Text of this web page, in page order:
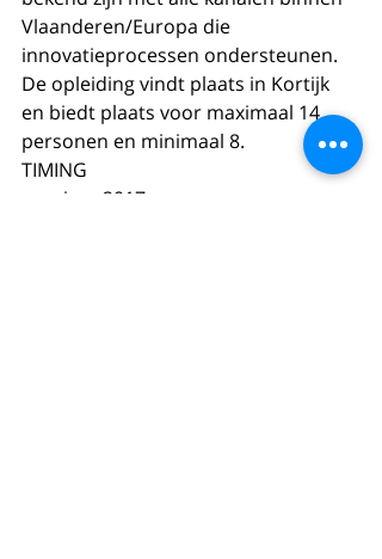
Vlaanderen/Europa die
innovatieprocessen ondersteunen.
De opleiding vindt plaats in Kortijk
en biedt plaats voor maximaal 14
personen en minimaal 8.
TIMING
voorjaar 2017